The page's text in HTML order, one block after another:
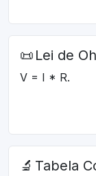
📜 Lei de
V = I * R.
🔬 Tabela